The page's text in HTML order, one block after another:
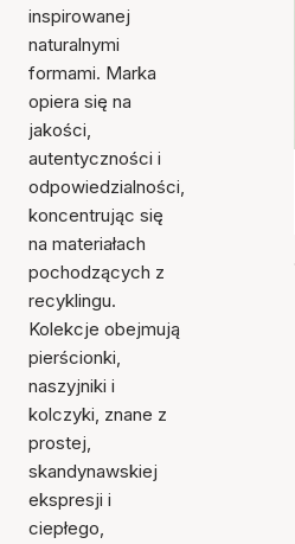
inspirowanej
naturalnymi
formami. Marka
opiera się na
jakości,
autentyczności i
odpowiedzialności,
koncentrując się
na materiałach
pochodzących z
recyklingu.
Kolekcje obejmują
pierścionki,
naszyjniki i
kolczyki, znane z
prostej,
skandynawskiej
ekspresji i
ciepłego,